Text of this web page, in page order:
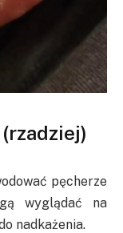
pęcherze
wyglądać na
nadkażenia.